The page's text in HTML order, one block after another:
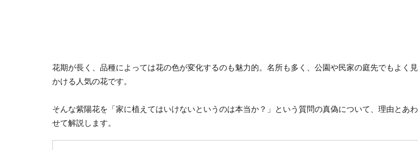
花期が長く、品種によっては花の色が変化するのも魅力的。名所も多く、公園や民家の庭先でもよく見
かける人気の花です。
そんな紫陽花を「家に植えてはいけないというのは本当か？」という質問の真偽について、理由とあわ
せて解説します。